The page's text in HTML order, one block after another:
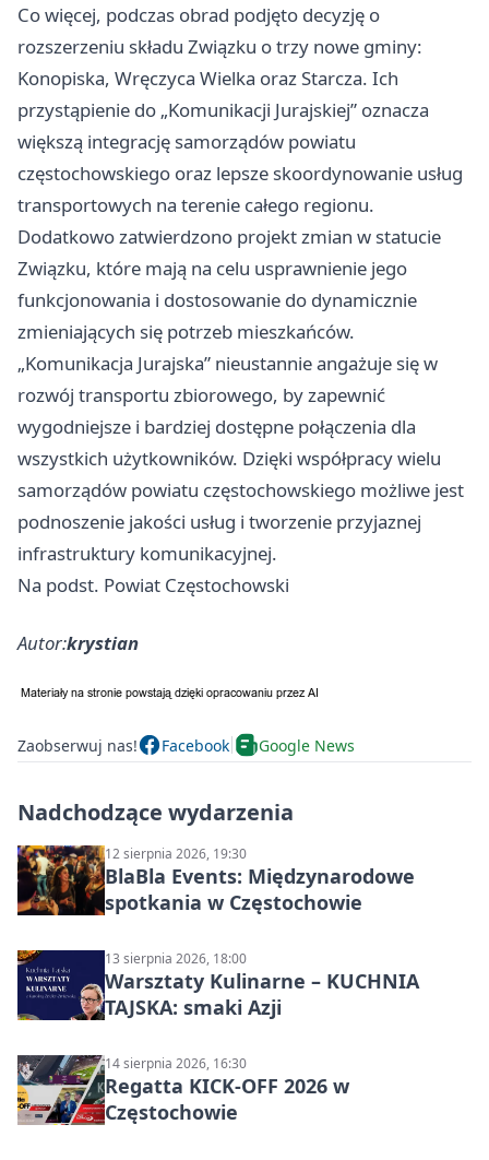
Co więcej, podczas obrad podjęto decyzję o
rozszerzeniu składu Związku o trzy nowe gminy:
Konopiska, Wręczyca Wielka oraz Starcza. Ich
przystąpienie do „Komunikacji Jurajskiej” oznacza
większą integrację samorządów powiatu
częstochowskiego oraz lepsze skoordynowanie usług
transportowych na terenie całego regionu.
Dodatkowo zatwierdzono projekt zmian w statucie
Związku, które mają na celu usprawnienie jego
funkcjonowania i dostosowanie do dynamicznie
zmieniających się potrzeb mieszkańców.
„Komunikacja Jurajska” nieustannie angażuje się w
rozwój transportu zbiorowego, by zapewnić
wygodniejsze i bardziej dostępne połączenia dla
wszystkich użytkowników. Dzięki współpracy wielu
samorządów powiatu częstochowskiego możliwe jest
podnoszenie jakości usług i tworzenie przyjaznej
infrastruktury komunikacyjnej.
Na podst. Powiat Częstochowski
Autor:krystian
Zaobserwuj nas! Facebook Google News
Nadchodzące wydarzenia
12 sierpnia 2026, 19:30
BlaBla Events: Międzynarodowe
spotkania w Częstochowie
13 sierpnia 2026, 18:00
Warsztaty Kulinarne – KUCHNIA
TAJSKA: smaki Azji
14 sierpnia 2026, 16:30
Regatta KICK-OFF 2026 w
Częstochowie